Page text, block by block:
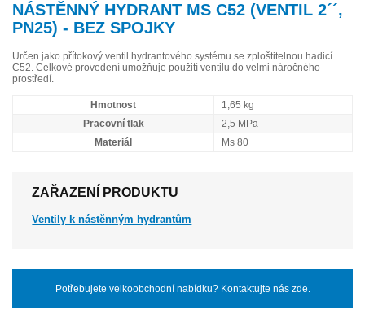
NÁSTĚNNÝ HYDRANT MS C52 (VENTIL 2´´,
PN25) - BEZ SPOJKY
Určen jako přítokový ventil hydrantového systému se zploštitelnou hadicí
C52. Celkové provedení umožňuje použití ventilu do velmi náročného
prostředí.
Hmotnost
1,65 kg
Pracovní tlak
2,5 MPa
Materiál
Ms 80
ZAŘAZENÍ PRODUKTU
Ventily k nástěnným hydrantům
Potřebujete velkoobchodní nabídku? Kontaktujte nás zde.